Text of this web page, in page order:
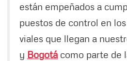
están empeñados a
puestos de control en
viales que llegan a
y Bogotácomo parte de